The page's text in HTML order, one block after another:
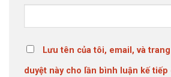
Lưu tên của tôi, email, và
duyệt này cho lần bình luận kế tiếp